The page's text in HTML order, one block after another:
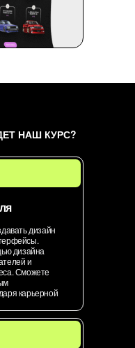
НАШ КУРС?
дизайн
дизайна
и
Сможете
карьерной